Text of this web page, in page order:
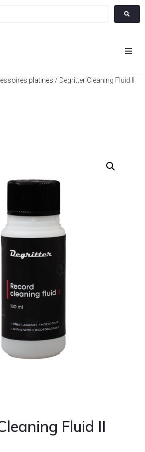
platines / Degritter Cleaning Fluid II
Fluid II